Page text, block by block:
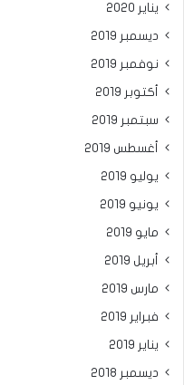
يناير 2020
ديسمبر 2019
نوفمبر 2019
أكتوبر 2019
سبتمبر 2019
أغسطس 2019
يوليو 2019
يونيو 2019
مايو 2019
أبريل 2019
مارس 2019
فبراير 2019
يناير 2019
ديسمبر 2018